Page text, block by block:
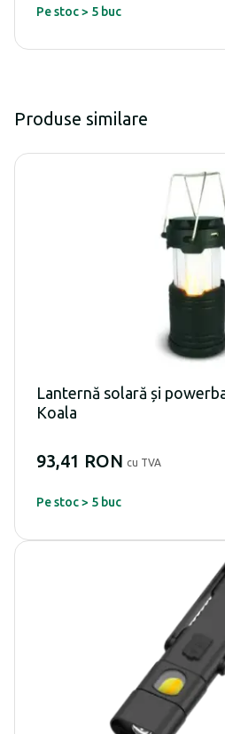
Pe stoc > 5 buc
Produse similare
Lanternă solară și
Koala
93,41 RON cu TVA
Pe stoc > 5 buc